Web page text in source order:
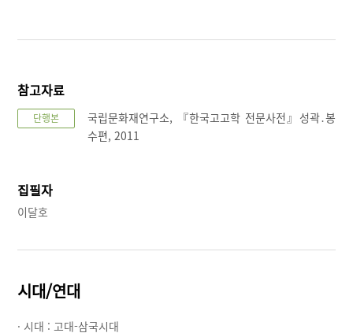
참고자료
단행본
국립문화재연구소, 『한국고고학 전문사전』성곽․봉
수편, 2011
집필자
이달호
시대/연대
· 시대 :고대-삼국시대